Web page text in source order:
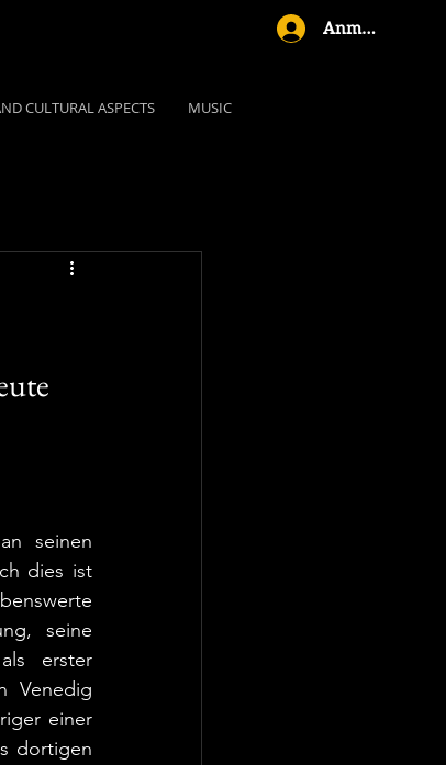
Anmelden
CULTURAL ASPECTS MUSIC
seinen
dies ist
seine
erster
Venedig
einer
dortigen